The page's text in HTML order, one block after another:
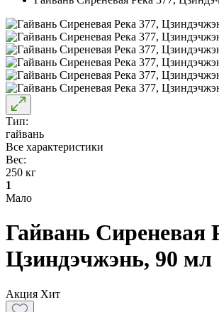
Тип:
гайвань
Все характеристики
Вес:
250 кг
1
Мало
Гайвань Сиреневая
Цзиндэчжэнь, 90 мл
Акция Хит